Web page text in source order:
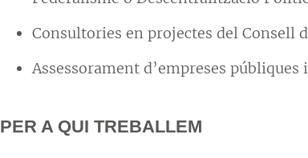
Consultories en projectes del Consell
Assessorament d’empreses
PER A QUI TREBALLEM